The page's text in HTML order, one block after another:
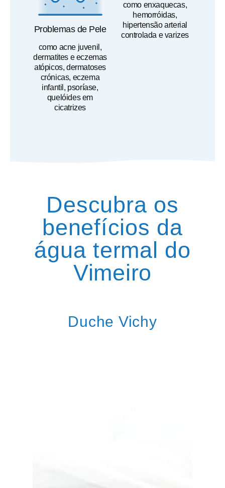
Problemas de Pele
como acne juvenil,
dermatites e eczemas
atópicos, dermatoses
crónicas, eczema
infantil, psoríase,
quelóides em
cicatrizes
como enxaquecas,
hemorróidas,
hipertensão arterial
controlada e varizes
Descubra os
benefícios da
água termal do
Vimeiro
Duche Vichy